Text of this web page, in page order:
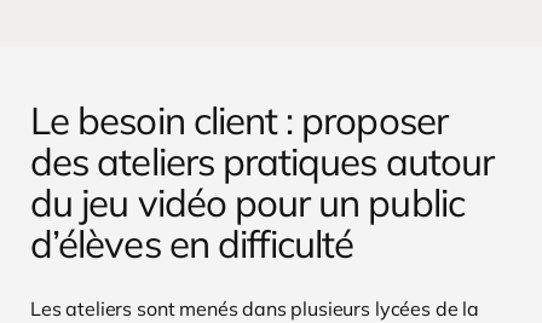
Le besoin client : proposer
des ateliers pratiques autour
du jeu vidéo pour un public
d’élèves en difficulté
Les ateliers sont menés dans plusieurs lycées de la